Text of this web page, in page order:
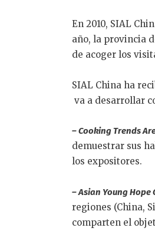
En 2010, SIAL
año, la provincia
de acoger los
SIAL China ha
va a desarrollar
– Cooking Trends
demuestrar sus
los expositores.
– Asian Young Hope
regiones (China,
comparten el